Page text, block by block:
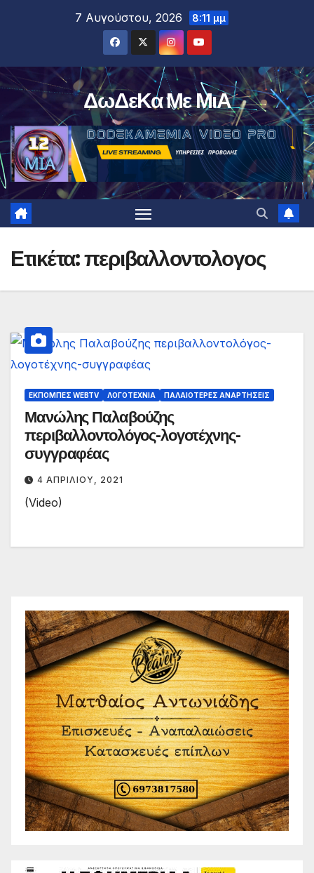
7 Αυγούστου, 2026 8:11 μμ
ΔωΔεΚα Με ΜιΑ
Ετικέτα:περιβαλλοντολογος
ΕΚΠΟΜΠΈΣ WEBTV ΛΟΓΟΤΕΧΝΊΑ ΠΑΛΑΙΟΤΕΡΕΣ ΑΝΑΡΤΗΣΕΙΣ
Μανώλης Παλαβούζης
περιβαλλοντολόγος-λογοτέχνης-
συγγραφέας
4 ΑΠΡΙΛΊΟΥ, 2021
(Video)